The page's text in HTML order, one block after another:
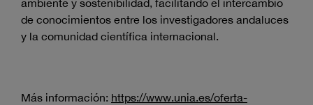
ambiente y sostenibilidad, facilitando el intercambio
de conocimientos entre los investigadores andaluces
y la comunidad científica internacional.
Más información: https://www.unia.es/oferta-